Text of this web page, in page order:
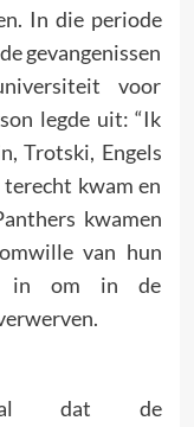
In die periode
gevangenissen
voor
legde uit: “Ik
Trotski, Engels
kwam en
kwamen
van hun
in om in de
dat de